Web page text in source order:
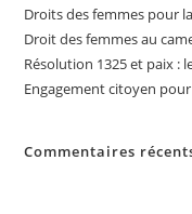
Droits des femmes pour
Droit des femmes au
Résolution 1325 et paix :
Engagement citoyen
Commentaires